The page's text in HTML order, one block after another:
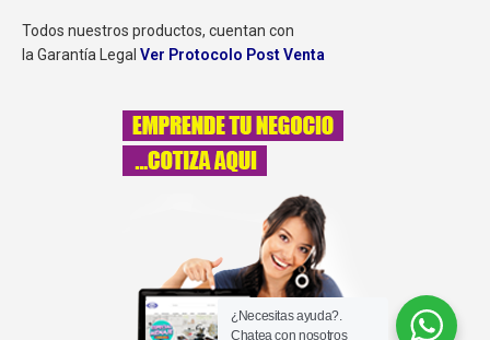
Todos nuestros productos, cuentan con
la Garantía Legal Ver Protocolo Post Venta
¿Necesitas ayuda?.
Chatea con nosotros